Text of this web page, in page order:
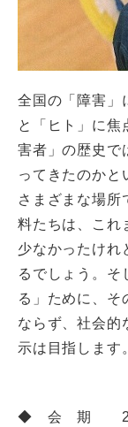
全国の「障害」
と「ヒト」に焦
害者」の歴史で
ってきたのかと
さまざまな場所
料たちは、これ
少なかったけれ
るでしょう。そ
る」ために、そ
ならず、社会的
示は目指します。
◆ 会 期 2023